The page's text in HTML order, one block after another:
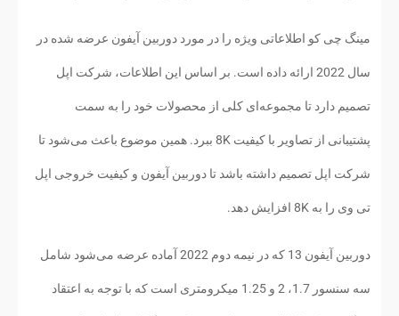
مینگ چی کو اطلاعاتی ویژه را در مورد دوربین آیفون عرضه شده در
سال 2022 ارائه داده است. بر اساس این اطلاعات، شرکت اپل
تصمیم دارد تا مجموعه‌ای کلی از محصولات خود را به سمت
پشتیبانی از تصاویر با کیفیت 8K ببرد. همین موضوع باعث می‌شود تا
شرکت اپل تصمیم داشته باشد تا دوربین آیفون و کیفیت خروجی اپل
تی وی را به 8K افزایش دهد.
دوربین آیفون 13 که در نیمه دوم 2022 آماده عرضه می‌شود شامل
سه سنسور 1.7، 2 و 1.25 میکرومتری است که با توجه به اعتقاد